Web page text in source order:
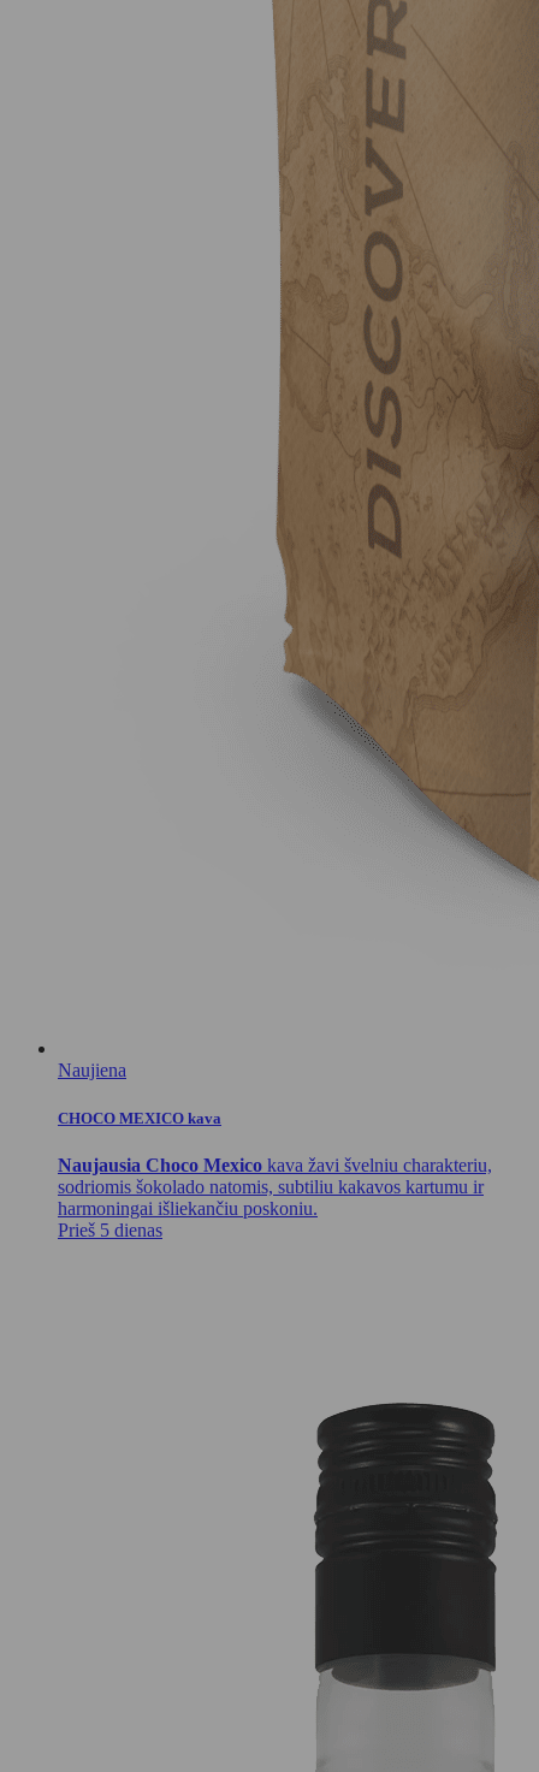
Naujiena
CHOCO MEXICO kava
Naujausia Choco Mexico kava žavi švelniu charakteriu,
sodriomis šokolado natomis, subtiliu kakavos kartumu ir
harmoningai išliekančiu poskoniu.
Prieš 5 dienas